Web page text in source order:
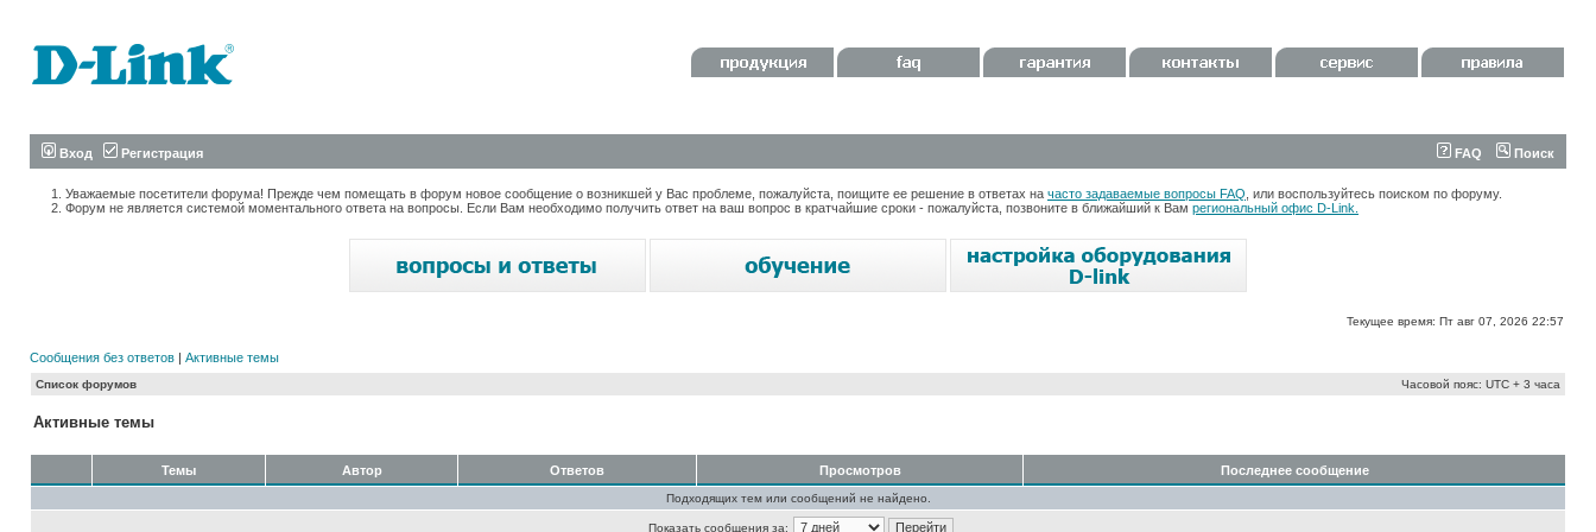
Вход Регистрация FAQ Поиск
Уважаемые посетители форума! Прежде чем помещать в форум новое сообщение о возникшей у Вас проблеме, пожалуйста, поищите ее решение в ответах на часто задаваемые вопросы FAQ , или воспользуйтесь поиском по форуму.
Форум не является системой моментального ответа на вопросы. Если Вам необходимо получить ответ на ваш вопрос в кратчайшие сроки - пожалуйста, позвоните в ближайший к Вам региональный офис D-Link.
Текущее время: Пт авг 07, 2026 22:57
Сообщения без ответов | Активные темы
Список форумов Часовой пояс: UTC + 3 часа
Активные темы
Темы Автор Ответов Просмотров Последнее сообщение
Подходящих тем или сообщений не найдено.
Показать сообщения за: